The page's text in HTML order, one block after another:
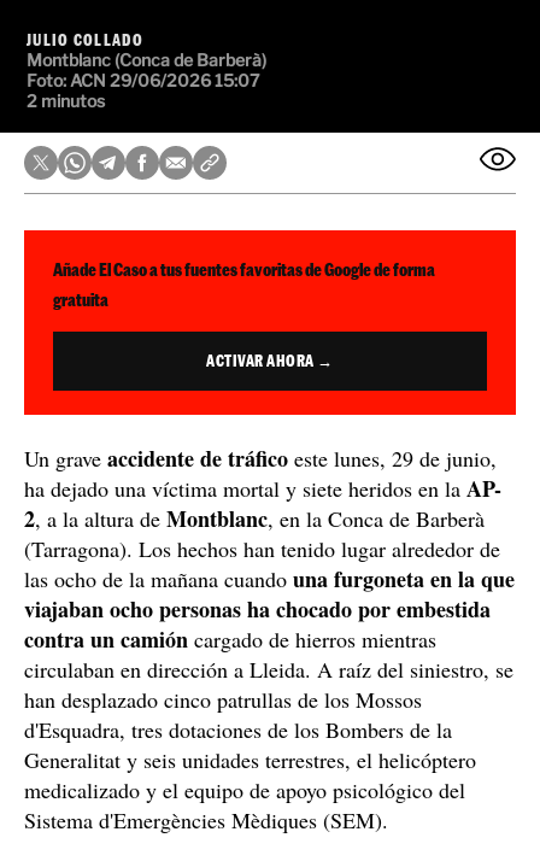
JULIO COLLADO
Montblanc (Conca de Barberà)
Foto: ACN 29/06/2026 15:07
2 minutos
Añade El Caso a tus fuentes favoritas de Google de forma
gratuita
ACTIVAR AHORA →
Un grave accidente de tráfico este lunes, 29 de junio,
ha dejado una víctima mortal y siete heridos en la AP-
2, a la altura de Montblanc, en la Conca de Barberà
(Tarragona). Los hechos han tenido lugar alrededor de
las ocho de la mañana cuando una furgoneta en la que
viajaban ocho personas ha chocado por embestida
contra un camión cargado de hierros mientras
circulaban en dirección a Lleida. A raíz del siniestro, se
han desplazado cinco patrullas de los Mossos
d'Esquadra, tres dotaciones de los Bombers de la
Generalitat y seis unidades terrestres, el helicóptero
medicalizado y el equipo de apoyo psicológico del
Sistema d'Emergències Mèdiques (SEM).